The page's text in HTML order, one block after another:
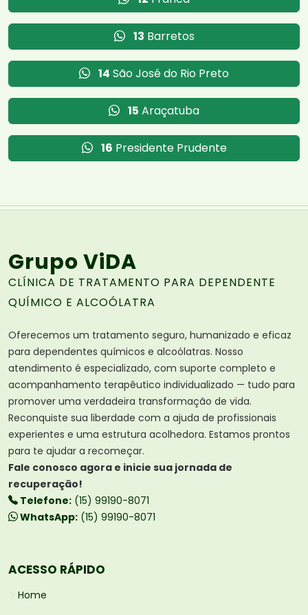
13 Barretos
14 São José do Rio Preto
15 Araçatuba
16 Presidente Prudente
Grupo ViDA
CLÍNICA DE TRATAMENTO PARA DEPENDENTE
QUÍMICO E ALCOÓLATRA
Oferecemos um tratamento seguro, humanizado e eficaz
para dependentes químicos e alcoólatras. Nosso
atendimento é especializado, com suporte completo e
acompanhamento terapêutico individualizado — tudo para
promover uma verdadeira transformação de vida.
Reconquiste sua liberdade com a ajuda de profissionais
experientes e uma estrutura acolhedora. Estamos prontos
para te ajudar a recomeçar.
Fale conosco agora e inicie sua jornada de
recuperação!
Telefone: (15) 99190-8071
WhatsApp: (15) 99190-8071
ACESSO RÁPIDO
Home